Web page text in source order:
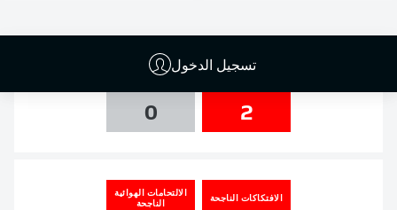
تسجيل الدخول
2
0
الافتكاكات الناجحة
الالتحامات الهوائية
الناجحة